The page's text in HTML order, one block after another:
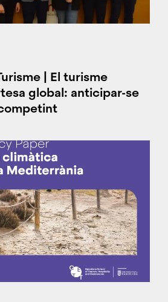
| El turisme
global: anticipar-se